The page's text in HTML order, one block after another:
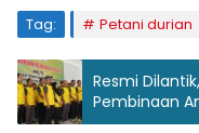
Tag: Petani durian
Resmi
Pembinaan